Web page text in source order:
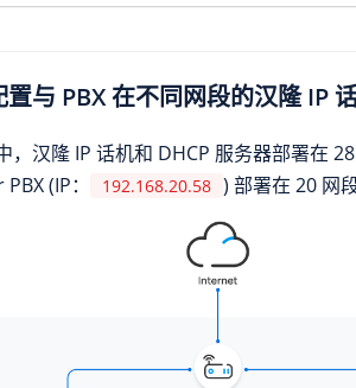
置与 PBX 在不同网段的汉隆 IP
，汉隆 IP 话机和 DHCP 服务器部署在
(IP：
192.168.20.58 ) 部署在 20 网